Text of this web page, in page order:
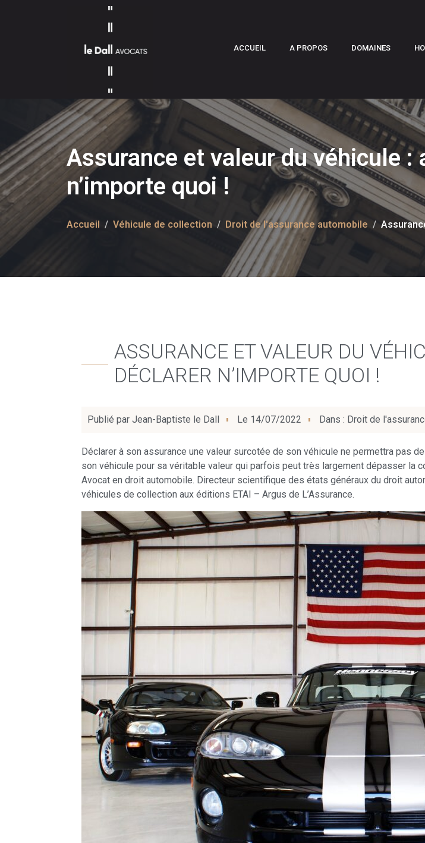
ACCUEIL A PROPOS DOMAINES
Assurance et valeur du véhicule
n’importe quoi !
Accueil Véhicule de collection Droit de l'assurance automobile
ASSURANCE ET VALEUR DU
DÉCLARER N’IMPORTE QUOI !
Publié par Jean-Baptiste le Dall Le 14/07/2022 Dans : Droit de
Déclarer à son assurance une valeur surcotée de son véhicule ne permettra pas
son véhicule pour sa véritable valeur qui parfois peut très largement dépasser la
Avocat en droit automobile. Directeur scientifique des états généraux du droit
véhicules de collection aux éditions ETAI – Argus de L’Assurance.